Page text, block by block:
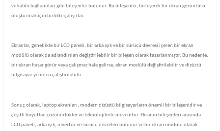
ve kablo bağlantıları gibi bileşenler bulunur. Bu bileşenler, birleşerek bir ekran görüntüsü
oluşturmak için birlikte çalışırlar.
Ekranlar, genellikle bir LCD paneli, bir arka ışık ve bir sürücü devresi içeren bir ekran
modülü olarak da adlandırılan değiştirilebilir bir bileşen olarak tasarlanmıştır. Bu nedenle,
bir ekran hasar görür veya çalışmaz hale gelirse, ekran modülü değiştirilebilir ve dizüstü
bilgisayar yeniden çalıştırılabilir.
Sonuç olarak, laptop ekranları, modern dizüstü bilgisayarların önemli bir bileşenidir ve
çeşitli boyutlar, çözünürlükler ve teknolojilerle mevcuttur. Ekranın bileşenleri arasında
LCD paneli, arka ışık, invertör ve sürücü devreleri bulunur ve bir ekran modülü olarak